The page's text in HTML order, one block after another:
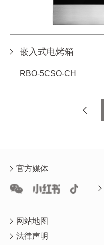
嵌入式电烤箱
RBO-5CSO-CH
官方媒体
网站地图
法律声明